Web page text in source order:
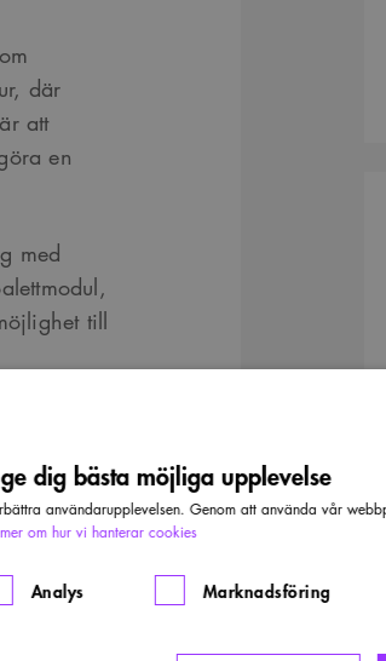
där
att
en
med
till
dig bästa möjliga upplevelse
användarupplevelsen. Genom att använda vår
om hur vi hanterar cookies
Analys Marknadsföring